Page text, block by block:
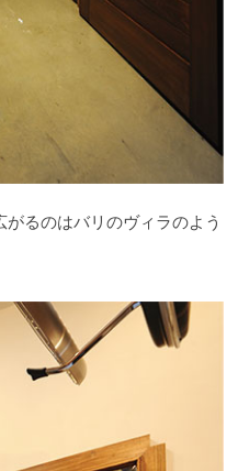
るのはバリのヴィラのよう